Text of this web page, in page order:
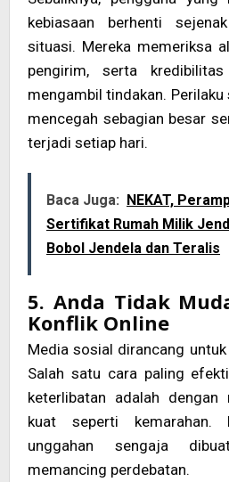
kebiasaan berhenti
situasi. Mereka memeriksa
pengirim, serta
mengambil tindakan.
mencegah sebagian besar
terjadi setiap hari.
Baca Juga: NEKAT,
Sertifikat Rumah Milik
Bobol Jendela dan Teralis
5. Anda Tidak
Konflik Online
Media sosial dirancang
Salah satu cara paling
keterlibatan adalah dengan
kuat seperti kemarahan.
unggahan sengaja
memancing perdebatan.